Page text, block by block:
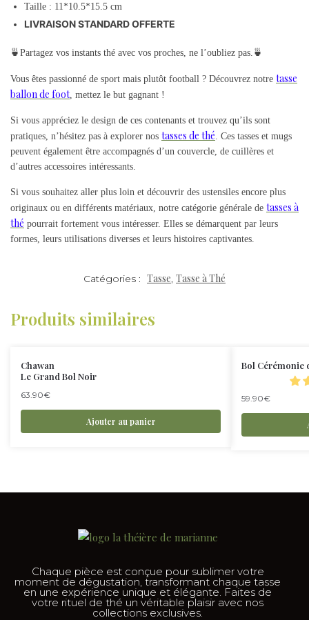
Taille : 11*10.5*15.5 cm
LIVRAISON STANDARD OFFERTE
🍵Partagez vos instants thé avec vos proches, ne l’oubliez pas.🍵
Vous êtes passionné de sport mais plutôt football ? Découvrez notre tasse
ballon de foot, mettez le but gagnant !
Si vous appréciez le design de ces contenants et trouvez qu’ils sont
pratiques, n’hésitez pas à explorer nos tasses de thé. Ces tasses et mugs
peuvent également être accompagnés d’un couvercle, de cuillères et
d’autres accessoires intéressants.
Si vous souhaitez aller plus loin et découvrir des ustensiles encore plus
originaux ou en différents matériaux, notre catégorie générale de tasses à
thé pourrait fortement vous intéresser. Elles se démarquent par leurs
formes, leurs utilisations diverses et leurs histoires captivantes.
Catégories : Tasse, Tasse à Thé
Produits similaires
Chawan
Le Grand Bol Noir
63.90€
Ajouter au panier
Bol Cérémonie
59.90€
Chaque pièce est conçue pour sublimer votre
moment de dégustation, transformant chaque tasse
en une expérience unique et élégante. Faites de
votre rituel de thé un véritable plaisir avec nos
collections exclusives.